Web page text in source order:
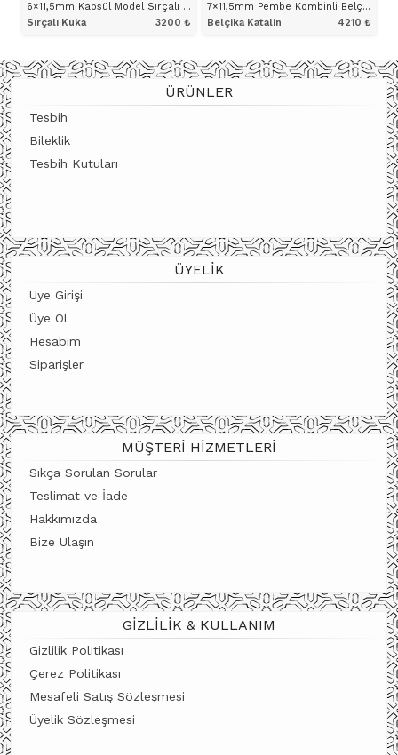
6×11,5mm Kapsül Model Sırçalı Kuka Tesbih
Sırçalı Kuka
3200 ₺
ÜRÜNÜ İNCELE
7×11,5mm Pembe Kombinli Belçika Katalin Tesbih
Belçika Katalin
4210₺
ÜRÜNÜ İNCELE
ÜRÜNLER
Tesbih
Bileklik
Tesbih Kutuları
ÜYELIK
Üye Girişi
Üye Ol
Hesabım
Siparişler
MÜŞTERI HIZMETLERI
Sıkça Sorulan Sorular
Teslimat ve İade
Hakkımızda
Bize Ulaşın
GIZLILIK & KULLANIM
Gizlilik Politikası
Çerez Politikası
Mesafeli Satış Sözleşmesi
Üyelik Sözleşmesi